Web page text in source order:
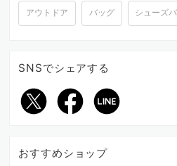
アウトドア バッグ シューズ
SNSでシェアする
おすすめショップ